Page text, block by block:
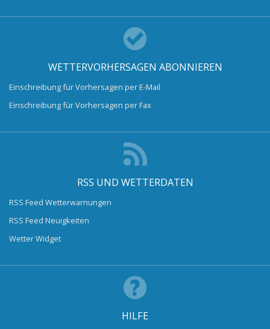
WETTERVORHERSAGEN ABONNIEREN
Einschreibung für Vorhersagen per E-Mail
Einschreibung für Vorhersagen per Fax
RSS UND WETTERDATEN
RSS Feed Wetterwarnungen
RSS Feed Neuigkeiten
Wetter Widget
HILFE